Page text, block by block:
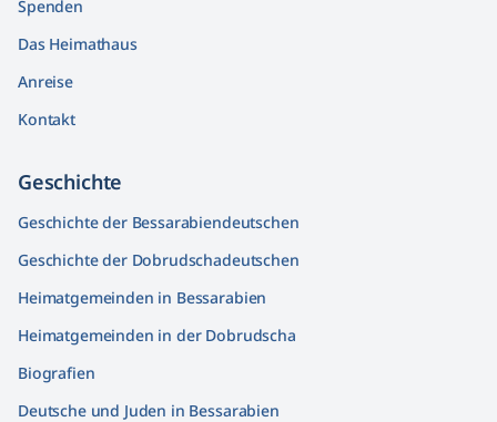
Spenden
Das Heimathaus
Anreise
Kontakt
Geschichte
Geschichte der Bessarabiendeutschen
Geschichte der Dobrudschadeutschen
Heimatgemeinden in Bessarabien
Heimatgemeinden in der Dobrudscha
Biografien
Deutsche und Juden in Bessarabien